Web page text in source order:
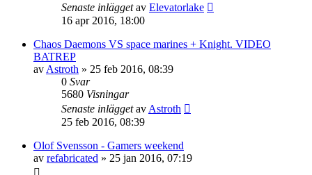
Senaste inläggetav Elevatorlake
16 apr 2016, 18:00
Chaos Daemons VS space marines + Knight. VIDEO
BATREP
av Astroth » 25 feb 2016, 08:39
0 Svar
5680 Visningar
Senaste inläggetav Astroth
25 feb 2016, 08:39
Olof Svensson - Gamers weekend
av refabricated » 25 jan 2016, 07:19